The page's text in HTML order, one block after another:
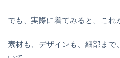
でも、実際に着てみると、これ
素材も、デザインも、細部まで